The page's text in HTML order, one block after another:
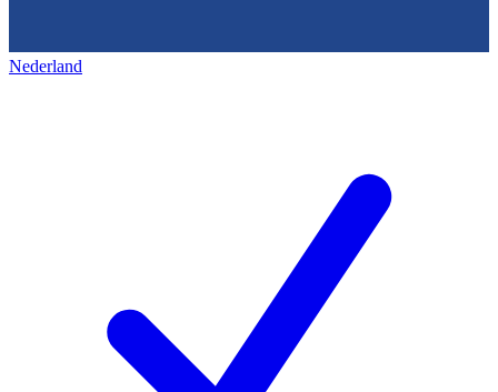
Nederland